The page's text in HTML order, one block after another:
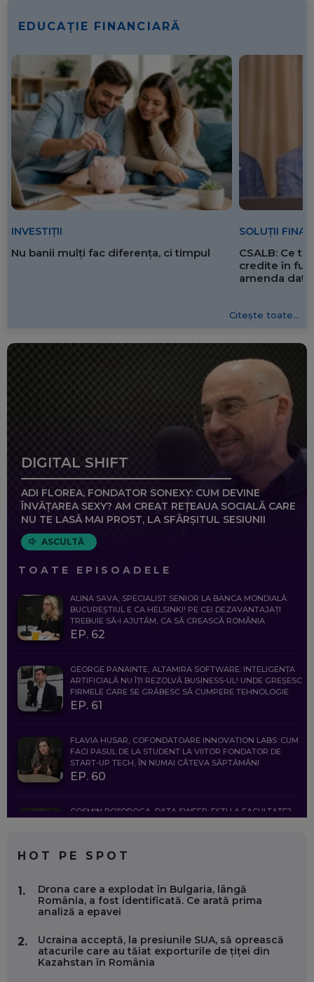
EDUCAȚIE FINANCIARĂ
INVESTIȚII
Nu banii mulți fac diferența, ci timpul
SOLUȚII
CSALB: Ce
credite în
amenda
Citește toate...
DIGITAL SHIFT
ADI FLOREA, FONDATOR SONEXY: CUM DEVINE
ÎNVĂȚAREA SEXY? AM CREAT REȚEAUA SOCIALĂ CARE
NU TE LASĂ MAI PROST, LA SFÂRȘITUL SESIUNII
ASCULTĂ
TOATE EPISOADELE
ALINA SAVA, SPECIALIST SENIOR LA BANCA MONDIALĂ:
BUCUREȘTIUL E CA HELSINKI! PE CEI DEZAVANTAJAȚI
TREBUIE SĂ-I AJUTĂM, CA SĂ CREASCĂ ROMÂNIA
EP. 62
GEORGE PANAINTE, ALTAMIRA SOFTWARE: INTELIGENȚA
ARTIFICIALĂ NU ÎȚI REZOLVĂ BUSINESS-UL! UNDE GREȘESC
FIRMELE CARE SE GRĂBESC SĂ CUMPERE TEHNOLOGIE
EP. 61
FLAVIA HUSAR, COFONDATOARE INNOVATION LABS: CUM
FACI PASUL DE LA STUDENT LA VIITOR FONDATOR DE
START-UP TECH, ÎN NUMAI CÂTEVA SĂPTĂMÂNI
EP. 60
COSMIN BOȚOROGA, DATA SWEEP: EȘTI LA FACULTATE?
FOLOSEȘTI TEHNOLOGIA CA SĂ FII MAI BUN LA JOB. ȘI CUM
SE VA SCHIMBA MUNCA, ÎN URMĂTORII ANI
EP. 58
MARIUS PAȘCULEA, COFONDATOR AL KULTH: CUM
FOLOSEȘTI TEHNOLOGIA CA SĂ ÎȚI DESCHIZI DRUMUL
HOT PE SPOT
1.
Drona care a explodat în Bulgaria, lângă
România, a fost identificată. Ce arată prima
analiză a epavei
2.
Ucraina acceptă, la presiunile SUA, să oprească
atacurile care au tăiat exporturile de țiței din
Kazahstan în România